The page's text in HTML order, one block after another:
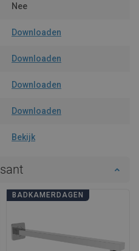
Nee
Downloaden
Downloaden
Downloaden
Downloaden
Bekijk
BADKAMERDAGEN